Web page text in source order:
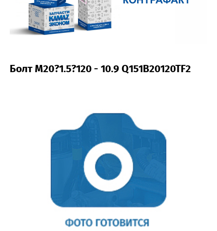
Болт M20?1.5?120 - 10.9 Q151B20120TF2